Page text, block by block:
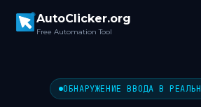
AutoClicker.org
Free Automation Tool
ОБНАРУЖЕНИЕ ВВОДА В